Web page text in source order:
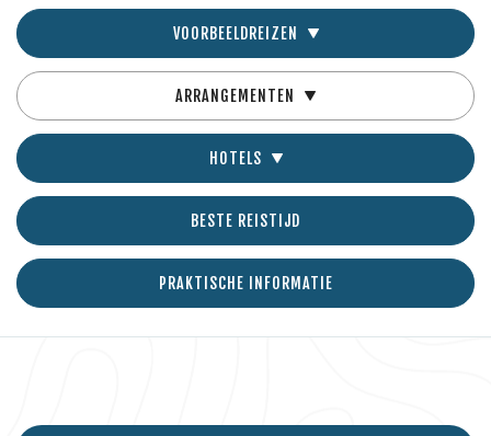
VOORBEELDREIZEN
ARRANGEMENTEN
HOTELS
BESTE REISTIJD
PRAKTISCHE INFORMATIE